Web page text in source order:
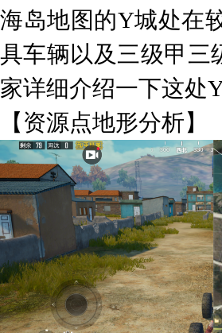
海岛地图的Y城处在
具车辆以及三级甲三
家详细介绍一下这处
【资源点地形分析】